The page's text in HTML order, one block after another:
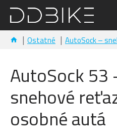
Ostatné AutoSock –
AutoSock 53
snehové
osobné autá